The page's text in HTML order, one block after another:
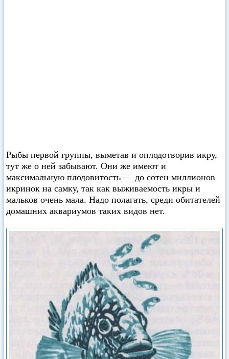
Рыбы первой группы, выметав и оплодотворив икру,
тут же о ней забывают. Они же имеют и
максимальную плодовитость — до сотен миллионов
икринок на самку, так как выживаемость икры и
мальков очень мала. Надо полагать, среди обитателей
домашних аквариумов таких видов нет.